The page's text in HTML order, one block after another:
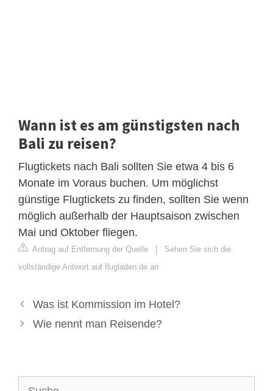
Wann ist es am günstigsten nach
Bali zu reisen?
Flugtickets nach Bali sollten Sie etwa 4 bis 6
Monate im Voraus buchen. Um möglichst
günstige Flugtickets zu finden, sollten Sie wenn
möglich außerhalb der Hauptsaison zwischen
Mai und Oktober fliegen.
Antrag auf Entfernung der Quelle | Sehen Sie sich die
vollständige Antwort auf flugladen.de an
Was ist Kommission im Hotel?
Wie nennt man Reisende?